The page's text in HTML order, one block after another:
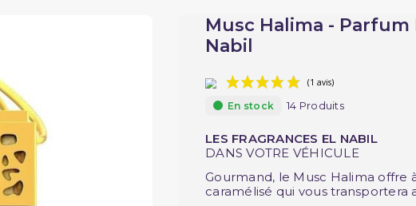
Musc Halima -
Nabil
En stock 14 Produits
LES FRAGRANCES EL NABIL
DANS VOTRE VÉHICULE
Gourmand, le Musc Halima
caramélisé qui vous transportera